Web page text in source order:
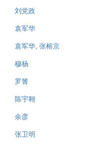
刘党政
袁军华
袁军华, 张榕京
穆杨
罗箐
陈宇翱
余彦
张卫明